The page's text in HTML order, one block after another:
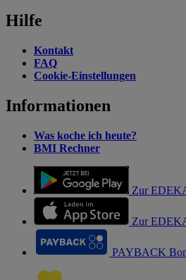
Hilfe
Kontakt
FAQ
Cookie-Einstellungen
Informationen
Was koche ich heute?
BMI Rechner
Zur
Zur
PAYBACK